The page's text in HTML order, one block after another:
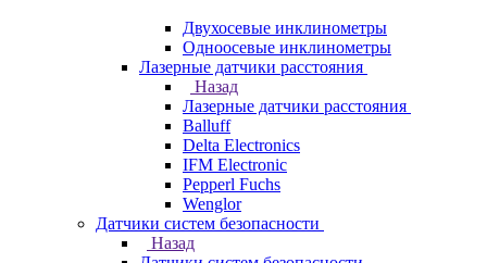
Двухосевые инклинометры
Одноосевые инклинометры
Лазерные датчики расстояния
Назад
Лазерные датчики расстояния
Balluff
Delta Electronics
IFM Electronic
Pepperl Fuchs
Wenglor
Датчики систем безопасности
Назад